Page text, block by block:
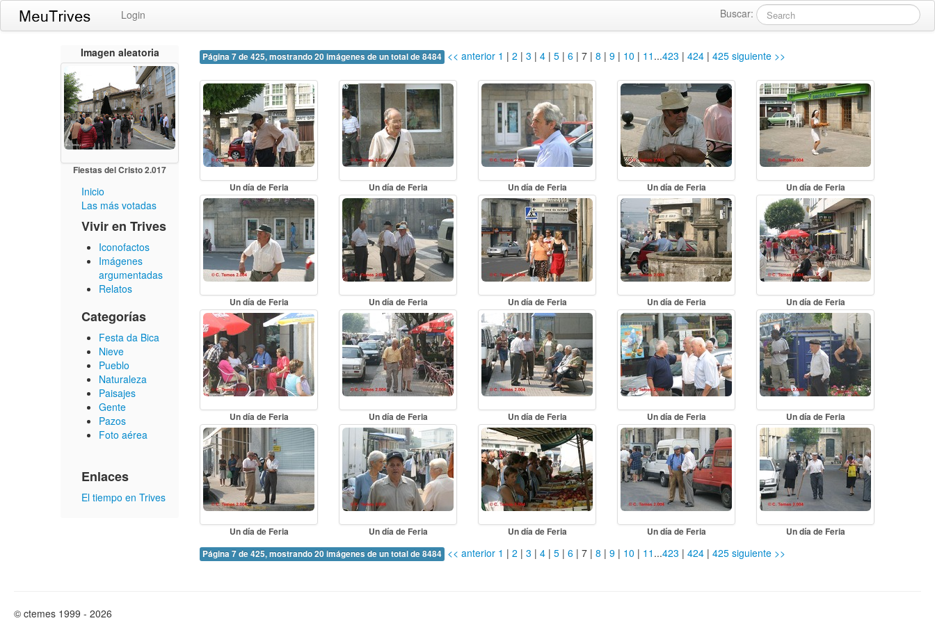
Buscar:
Login
Imagen aleatoria
Fiestas del Cristo 2.017
Inicio
Las más votadas
Vivir en Trives
Iconofactos
Imágenes
argumentadas
Relatos
Categorías
Festa da Bica
Nieve
Pueblo
Naturaleza
Paisajes
Gente
Pazos
Foto aérea
Enlaces
El tiempo en Trives
Página 7 de 425, mostrando 20 imágenes de un total de 8484 << anterior 1 | 2 | 3 | 4 | 5 | 6 | 7 | 8 | 9 | 10 | 11 ...423 | 424 | 425 siguiente >>
Un día de Feria Un día de Feria Un día de Feria Un día de Feria Un día de Feria
Un día de Feria Un día de Feria Un día de Feria Un día de Feria Un día de Feria
Un día de Feria Un día de Feria Un día de Feria Un día de Feria Un día de Feria
Un día de Feria Un día de Feria Un día de Feria Un día de Feria Un día de Feria
Página 7 de 425, mostrando 20 imágenes de un total de 8484 << anterior 1 | 2 | 3 | 4 | 5 | 6 | 7 | 8 | 9 | 10 | 11 ...423 | 424 | 425 siguiente >>
© ctemes 1999 - 2026